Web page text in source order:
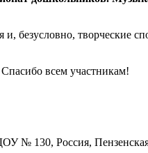
и, безусловно, творческие
всем участникам!
№ 130, Россия, Пензенская